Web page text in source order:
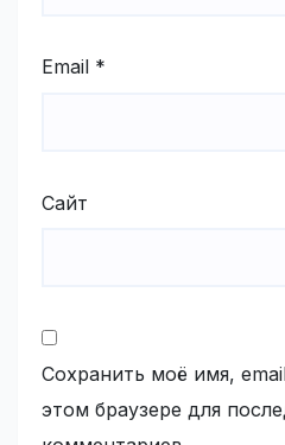
Email *
Сайт
Сохранить моё имя,
этом браузере для